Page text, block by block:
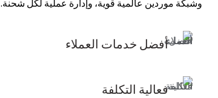
وشبكة موردين عالمية قوية، وإدارة عملية لكل شحنة.
أفضل خدمات العملاء
فعالية التكلفة